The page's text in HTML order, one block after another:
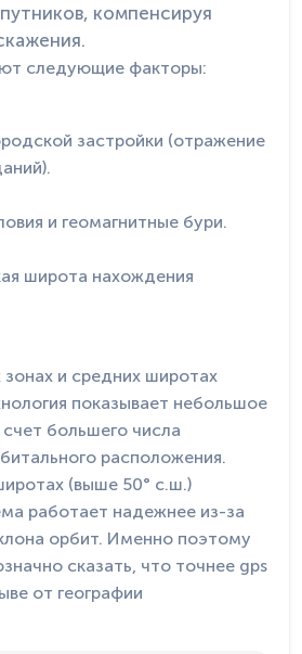
компенсируя
следующие факторы:
застройки (отражение
и геомагнитные бури.
широта нахождения
зонах и средних широтах
показывает небольшое
большего числа
расположения.
(выше 50° с.ш.)
работает надежнее из-за
орбит. Именно поэтому
сказать, что точнее gps
от географии